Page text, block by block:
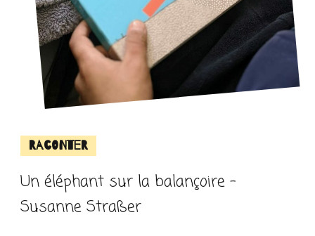
Raconter
Un éléphant sur la balançoire –
Susanne Straßer